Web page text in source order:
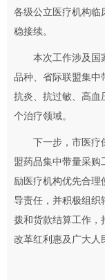
各级公立医疗机构临
稳接续。
本次工作涉及国
品种、省际联盟集中
抗炎、抗过敏、高血
个治疗领域。
下一步，市医疗
盟药品集中带量采
励医疗机构优先合
导责任，并积极组织
拨和货款结算工作，
改革红利惠及广大人